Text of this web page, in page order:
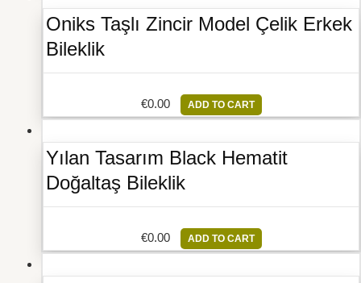
Oniks Taşlı Zincir Model Çelik Erkek
Bileklik
€0.00 ADD TO CART
Yılan Tasarım Black Hematit
Doğaltaş Bileklik
€0.00 ADD TO CART